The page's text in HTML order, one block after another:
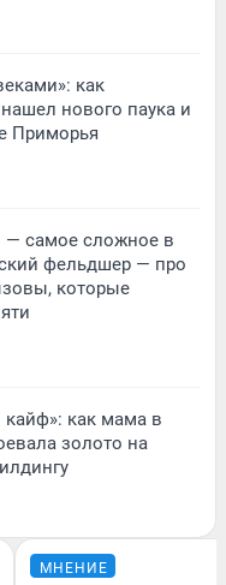
как
нового паука и
Приморья
— самое сложное в
фельдшер — про
которые
как мама в
золото на
МНЕНИЕ